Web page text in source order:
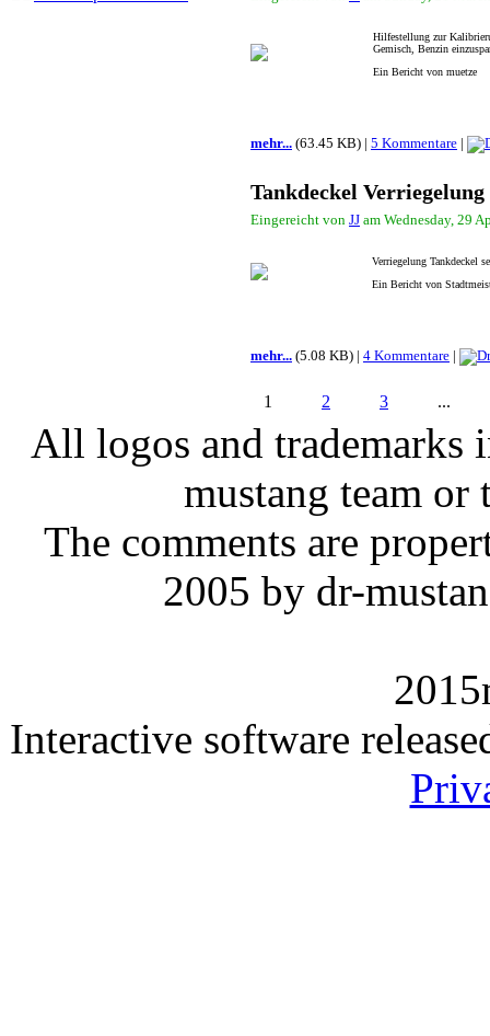
Hilfestellung zur
Gemisch, Benzin
Ein Bericht von muetze
mehr... (63.45 KB) | 5 Kommentare
Tankdeckel
Eingereicht von JJ am Wednesday, 29
Verriegelung Tankdeckel
Ein Bericht von
mehr... (5.08 KB) | 4 Kommentare
1 2 3 ...
All logos and trademarks
mustang team or
The comments are
2005 by dr-
Interactive software